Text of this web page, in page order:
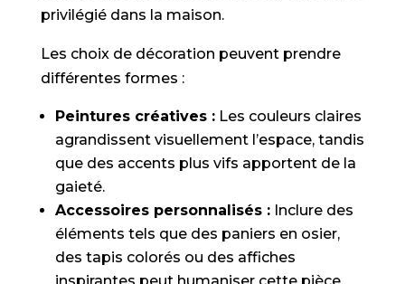
privilégié dans la maison.
Les choix de décoration peuvent prendre
différentes formes :
Peintures créatives :Les couleurs claires
agrandissent visuellement l’espace, tandis
que des accents plus vifs apportent de la
gaieté.
Accessoires personnalisés :Inclure des
éléments tels que des paniers en osier,
des tapis colorés ou des affiches